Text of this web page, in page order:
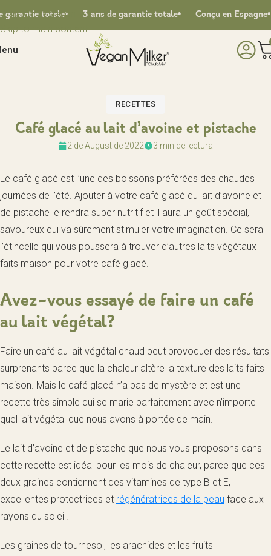
Skip to navigation
Skip to main content
totale 3 ans de garantie totale Conçu en Espagne
RECETTES
Café glacé au lait d’avoine et pistache
2 de August de 2022 3 min de lectura
Le café glacé est l’une des boissons préférées des chaudes
journées de l’été. Ajouter à votre café glacé du lait d’avoine et
de pistache le rendra super nutritif et il aura un goût spécial,
savoureux qui va sûrement stimuler votre imagination. Ce sera
l’étincelle qui vous poussera à trouver d’autres laits végétaux
faits maison pour votre café glacé.
Avez-vous essayé de faire un café
au lait végétal?
Faire un café au lait végétal chaud peut provoquer des résultats
surprenants parce que la chaleur altère la texture des laits faits
maison. Mais le café glacé n’a pas de mystère et est une
recette très simple qui se marie parfaitement avec n’importe
quel lait végétal que nous avons à portée de main.
Le lait d’avoine et de pistache que nous vous proposons dans
cette recette est idéal pour les mois de chaleur, parce que ces
deux graines contiennent des vitamines de type B et E,
excellentes protectrices et régénératrices de la peau face aux
rayons du soleil.
Les graines de tournesol, les arachides et les fruits